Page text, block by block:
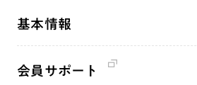
釈尊～法華経
創価学会の三代会長
仏法を語る
年間の活動について
「人権文化」「ジェンダー平等」を促進
人道支援
基本情報
会員サポート